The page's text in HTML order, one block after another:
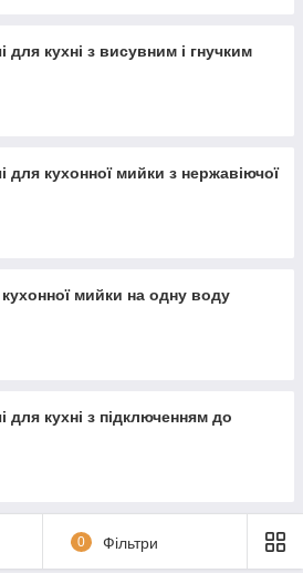
для кухні з висувним і гнучким
для кухонної мийки з нержавіючої
мийки на одну воду
для кухні з підключенням до
0 Фільтри